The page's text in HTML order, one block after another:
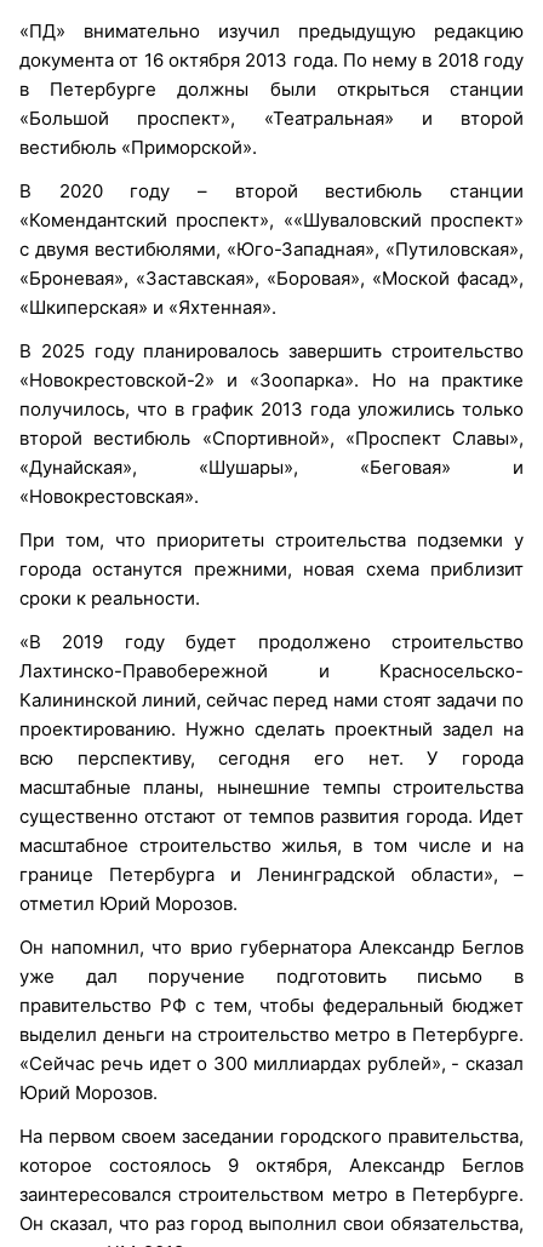
«ПД» внимательно изучил предыдущую редакцию
документа от 16 октября 2013 года. По нему в 2018 году
в Петербурге должны были открыться станции
«Большой проспект», «Театральная» и второй
вестибюль «Приморской».
В 2020 году – второй вестибюль станции
«Комендантский проспект», ««Шуваловский проспект»
с двумя вестибюлями, «Юго-Западная», «Путиловская»,
«Броневая», «Заставская», «Боровая», «Моской фасад»,
«Шкиперская» и «Яхтенная».
В 2025 году планировалось завершить строительство
«Новокрестовской-2» и «Зоопарка». Но на практике
получилось, что в график 2013 года уложились только
второй вестибюль «Спортивной», «Проспект Славы»,
«Дунайская», «Шушары», «Беговая» и
«Новокрестовская».
При том, что приоритеты строительства подземки у
города останутся прежними, новая схема приблизит
сроки к реальности.
«В 2019 году будет продолжено строительство
Лахтинско-Правобережной и Красносельско-
Калининской линий, сейчас перед нами стоят задачи по
проектированию. Нужно сделать проектный задел на
всю перспективу, сегодня его нет. У города
масштабные планы, нынешние темпы строительства
существенно отстают от темпов развития города. Идет
масштабное строительство жилья, в том числе и на
границе Петербурга и Ленинградской области», –
отметил Юрий Морозов.
Он напомнил, что врио губернатора Александр Беглов
уже дал поручение подготовить письмо в
правительство РФ с тем, чтобы федеральный бюджет
выделил деньги на строительство метро в Петербурге.
«Сейчас речь идет о 300 миллиардах рублей», - сказал
Юрий Морозов.
На первом своем заседании городского правительства,
которое состоялось 9 октября, Александр Беглов
заинтересовался строительством метро в Петербурге.
Он сказал, что раз город выполнил свои обязательства,